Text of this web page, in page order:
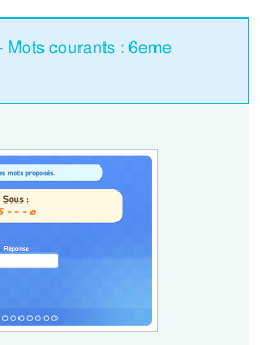
Mots courants : 6eme